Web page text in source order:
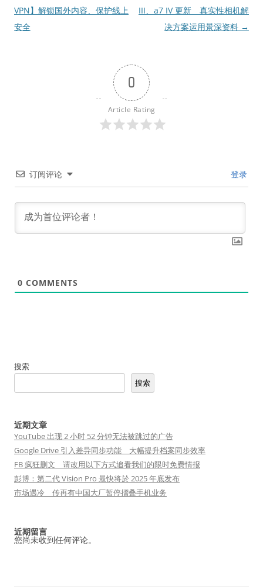
章
导
VPN】解锁国外内容、保护线上
安全
III、a7 IV 更新 真实性相机解
决方案运用景深资料 →
0
Article Rating
订阅评论 登录
0 COMMENTS
搜索
搜索
近期文章
YouTube 出现 2 小时 52 分钟无法被跳过的广告
Google Drive 引入差异同步功能 大幅提升档案同步效率
FB 疯狂删文 请改用以下方式追看我们的限时免费情报
彭博：第二代 Vision Pro 最快将於 2025 年底发布
市场遇冷 传再有中国大厂暂停摺叠手机业务
近期留言
您尚未收到任何评论。